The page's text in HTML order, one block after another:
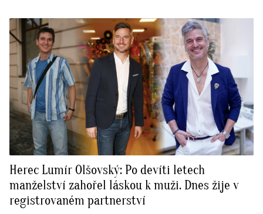
Herec Lumír Olšovský: Po devíti letech
manželství zahořel láskou k muži. Dnes žije v
registrovaném partnerství